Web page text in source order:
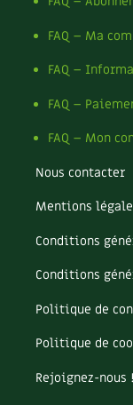
FAQ – Ma
FAQ –
FAQ –
FAQ – Mon
Nous contacter
Mentions
Conditions
Conditions
Politique de
Politique de
Rejoignez-nous !